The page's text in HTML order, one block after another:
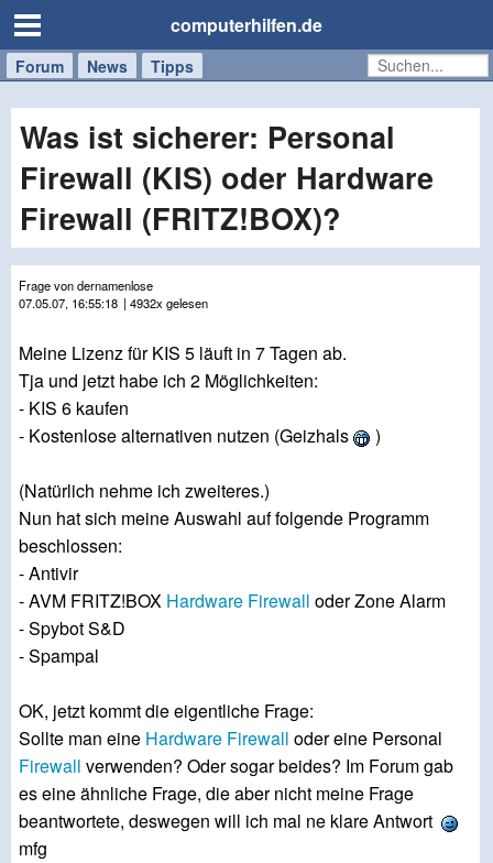
computerhilfen.de
Forum News Tipps
Handy
Tablet
Windows
Mac
Was ist sicherer: Personal
Firewall (KIS) oder Hardware
Firewall (FRITZ!BOX)?
Frage von dernamenlose
07.05.07, 16:55:18 | 4932x gelesen
Meine Lizenz für KIS 5 läuft in 7 Tagen ab.
Tja und jetzt habe ich 2 Möglichkeiten:
- KIS 6 kaufen
- Kostenlose alternativen nutzen (Geizhals
)
(Natürlich nehme ich zweiteres.)
Nun hat sich meine Auswahl auf folgende Programm
beschlossen:
- Antivir
- AVM FRITZ!BOX Hardware Firewall oder Zone Alarm
- Spybot S&D
- Spampal
OK, jetzt kommt die eigentliche Frage:
Sollte man eine Hardware Firewall oder eine Personal
Firewall verwenden? Oder sogar beides? Im Forum gab
es eine ähnliche Frage, die aber nicht meine Frage
beantwortete, deswegen will ich mal ne klare Antwort
mfg